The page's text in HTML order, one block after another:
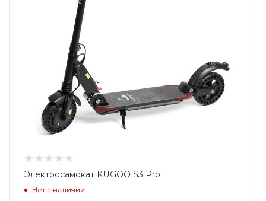
Электросамокат KUGOO S3 Pro
Нет в наличии